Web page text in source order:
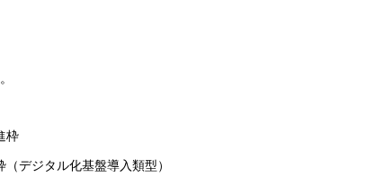
枠
デジタル化基盤導入類型）